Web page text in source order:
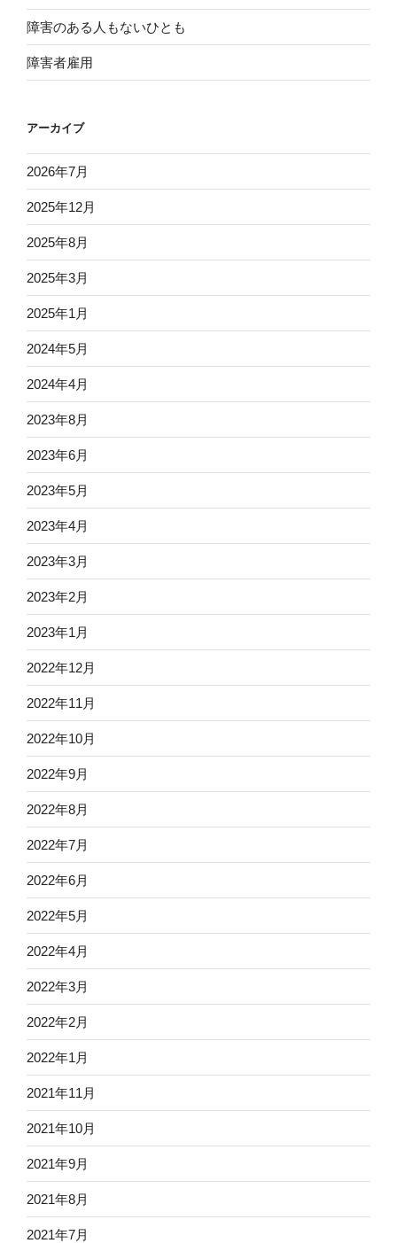
障害のある人もないひとも
障害者雇用
アーカイブ
2026年7月
2025年12月
2025年8月
2025年3月
2025年1月
2024年5月
2024年4月
2023年8月
2023年6月
2023年5月
2023年4月
2023年3月
2023年2月
2023年1月
2022年12月
2022年11月
2022年10月
2022年9月
2022年8月
2022年7月
2022年6月
2022年5月
2022年4月
2022年3月
2022年2月
2022年1月
2021年11月
2021年10月
2021年9月
2021年8月
2021年7月